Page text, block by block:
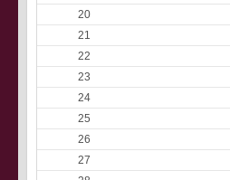
20
21
22
23
24
25
26
27